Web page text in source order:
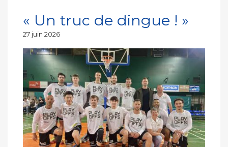
« Un truc de dingue ! »
Publié
27 juin 2026